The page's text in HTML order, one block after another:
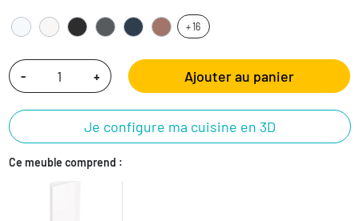
+ 16
- + Ajouter au panier
Je configure ma cuisine en 3D
Ce meuble comprend :